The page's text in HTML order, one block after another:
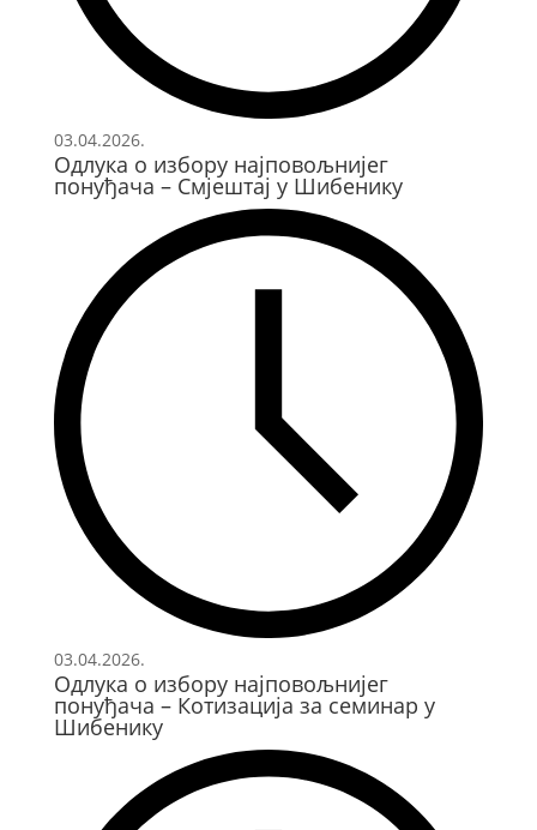
03.04.2026.
Одлука о избору најповољнијег
понуђача – Смјештај у Шибенику
03.04.2026.
Одлука о избору најповољнијег
понуђача – Котизација за семинар у
Шибенику